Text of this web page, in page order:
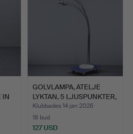
IN
GOLVLAMPA, ATELJE
LYKTAN, 5 LJUSPUNKTER,
K…
Klubbades 14 jan 2026
18 bud
127 USD